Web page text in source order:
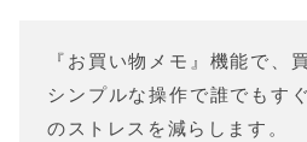
『お買い物メモ』機能で、
シンプルな操作で誰でもす
のストレスを減らします。